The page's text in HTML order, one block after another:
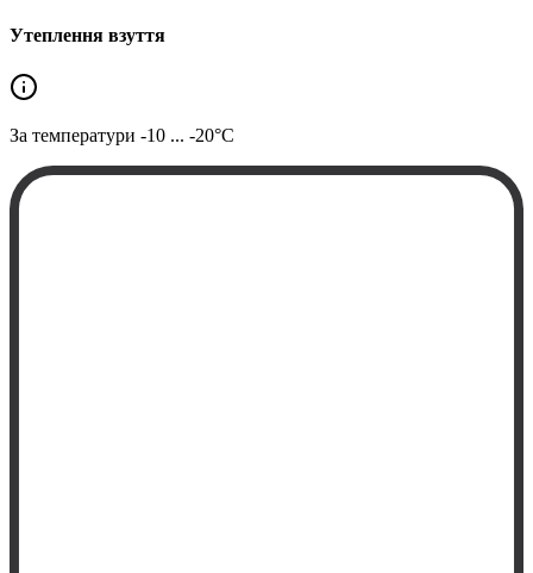
Утеплення взуття
За температури -10 ... -20°C